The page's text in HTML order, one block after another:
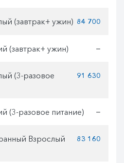
(завтрак+ ужин) 84 700
(завтрак+ ужин) —
(3-разовое
91 630
(3-разовое питание) —
Взрослый
83 160